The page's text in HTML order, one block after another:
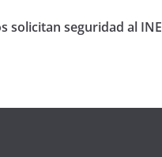
solicitan seguridad al INE